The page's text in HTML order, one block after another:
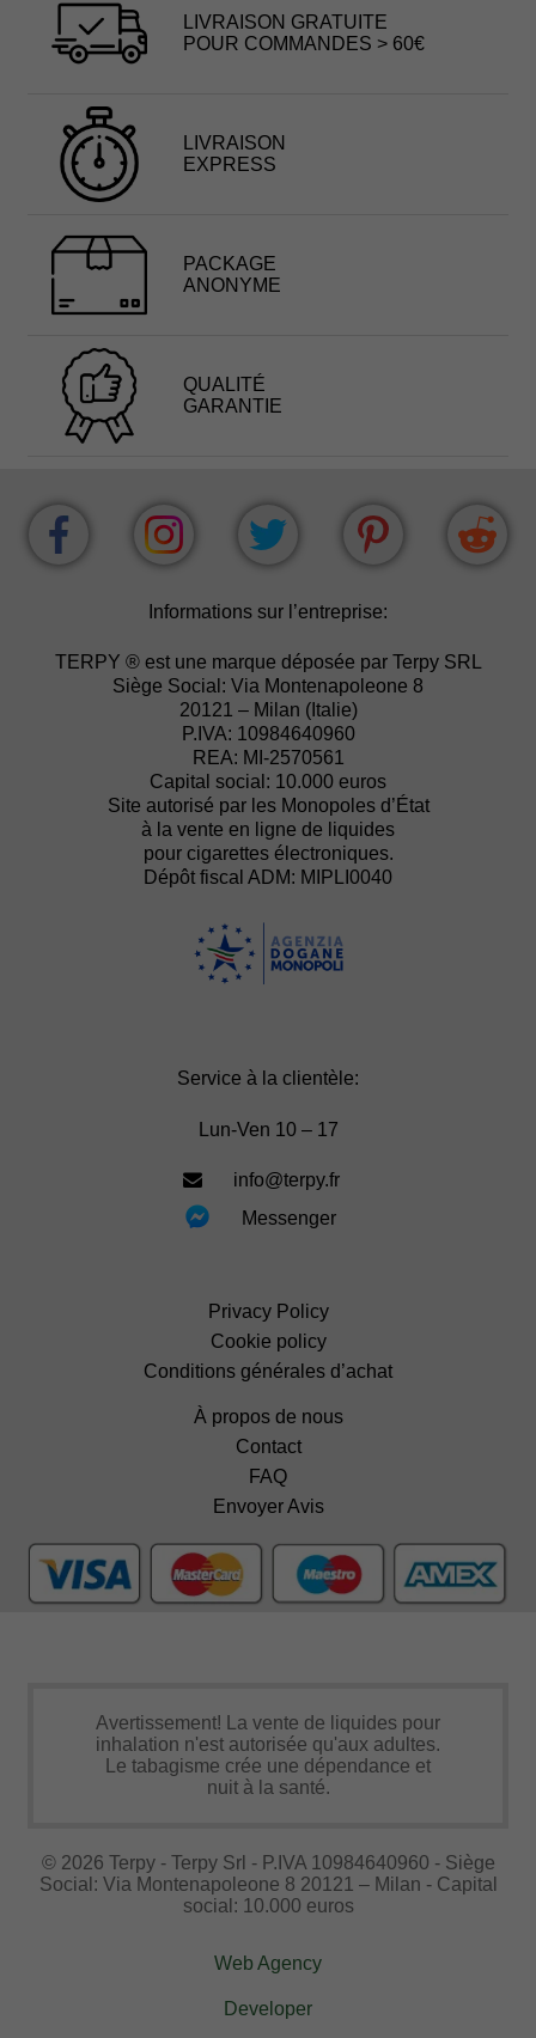
LIVRAISON GRATUITE
POUR COMMANDES > 60€
LIVRAISON
EXPRESS
PACKAGE
ANONYME
QUALITÉ
GARANTIE
Informations sur l’entreprise:
TERPY ® est une marque déposée par Terpy SRL
Siège Social: Via Montenapoleone 8
20121 – Milan (Italie)
P.IVA: 10984640960
REA: MI-2570561
Capital social: 10.000 euros
Site autorisé par les Monopoles d’État
à la vente en ligne de liquides
pour cigarettes électroniques.
Dépôt fiscal ADM: MIPLI0040
Service à la clientèle:
Lun-Ven 10 – 17
info@terpy.fr
Messenger
Privacy Policy
Cookie policy
Conditions générales d’achat
À propos de nous
Contact
FAQ
Envoyer Avis
Avertissement! La vente de liquides pour
inhalation n'est autorisée qu'aux adultes.
Le tabagisme crée une dépendance et
nuit à la santé.
© 2026 Terpy - Terpy Srl - P.IVA 10984640960 - Siège
Social: Via Montenapoleone 8 20121 – Milan - Capital
social: 10.000 euros
Web Agency
Developer